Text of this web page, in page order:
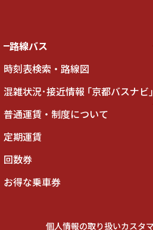
路線バス
時刻表検索・路線図
混雑状況･接近情報 ｢京都バスナビ
普通運賃・制度について
定期運賃
回数券
お得な乗車券
個人情報の取り扱いカスタ